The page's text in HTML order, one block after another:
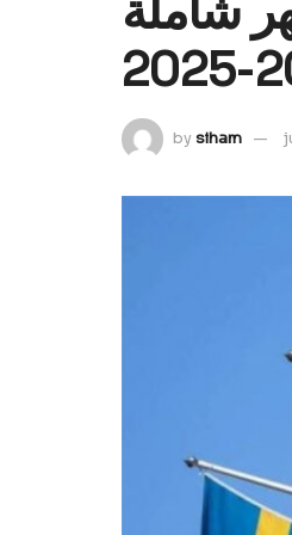
bysiham